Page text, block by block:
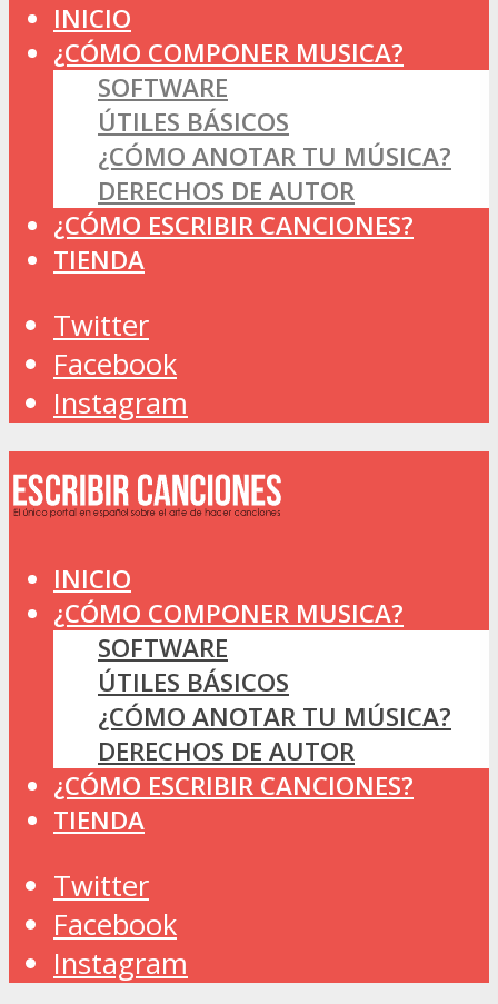
INICIO
¿CÓMO COMPONER MUSICA?
SOFTWARE
ÚTILES BÁSICOS
¿CÓMO ANOTAR TU MÚSICA?
DERECHOS DE AUTOR
¿CÓMO ESCRIBIR CANCIONES?
TIENDA
Twitter
Facebook
Instagram
INICIO
¿CÓMO COMPONER MUSICA?
SOFTWARE
ÚTILES BÁSICOS
¿CÓMO ANOTAR TU MÚSICA?
DERECHOS DE AUTOR
¿CÓMO ESCRIBIR CANCIONES?
TIENDA
Twitter
Facebook
Instagram